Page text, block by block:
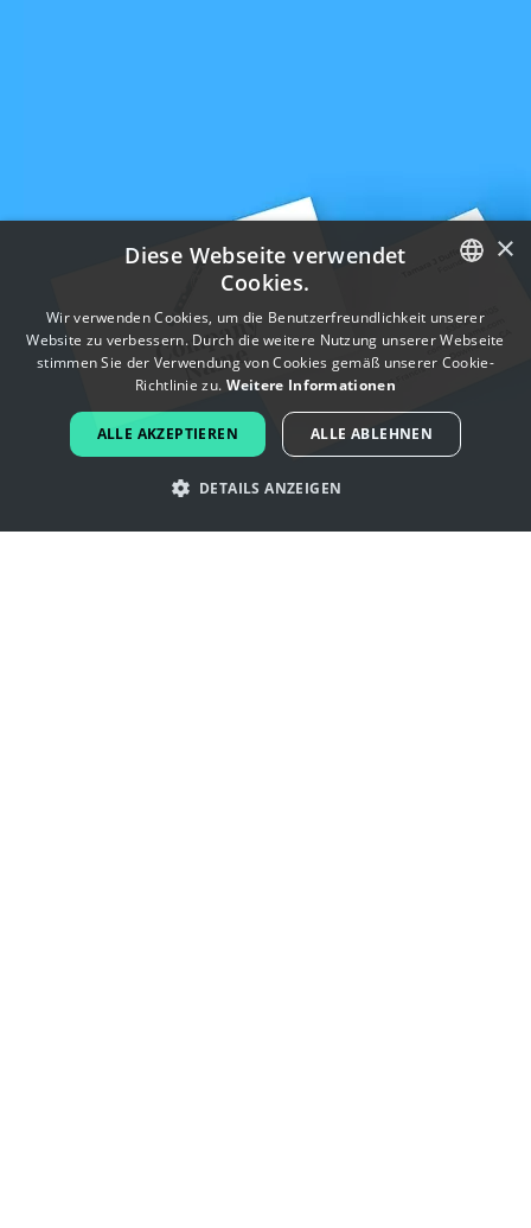
ENGLISH
FRENCH
PORTUGUESE
×
Diese Webseite verwendet
Cookies.
Wir verwenden Cookies, um die Benutzerfreundlichkeit unserer
Website zu verbessern. Durch die weitere Nutzung unserer Webseite
stimmen Sie der Verwendung von Cookies gemäß unserer Cookie-
Richtlinie zu. Weitere Informationen
ALLE AKZEPTIEREN ALLE ABLEHNEN
DETAILS ANZEIGEN